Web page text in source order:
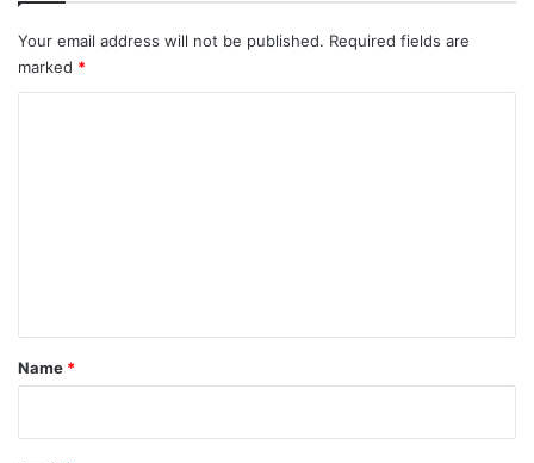
Your email address will not be published. Required fields are
marked *
*
Name *